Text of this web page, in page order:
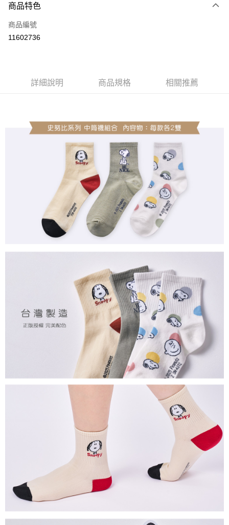
LINE Pay
Apple Pay
ATM付款
全家取貨付款
每筆NT$80，滿NT$859(含以上)免運費
每筆NT$80，滿NT$899(含以上)免運費
付款後7-11取貨
每筆NT$80，滿NT$859(含以上)免運費
每筆NT$85，滿NT$859(含以上)免運費
商品特色
商品編號
11602736
詳細說明 商品規格 相關推薦